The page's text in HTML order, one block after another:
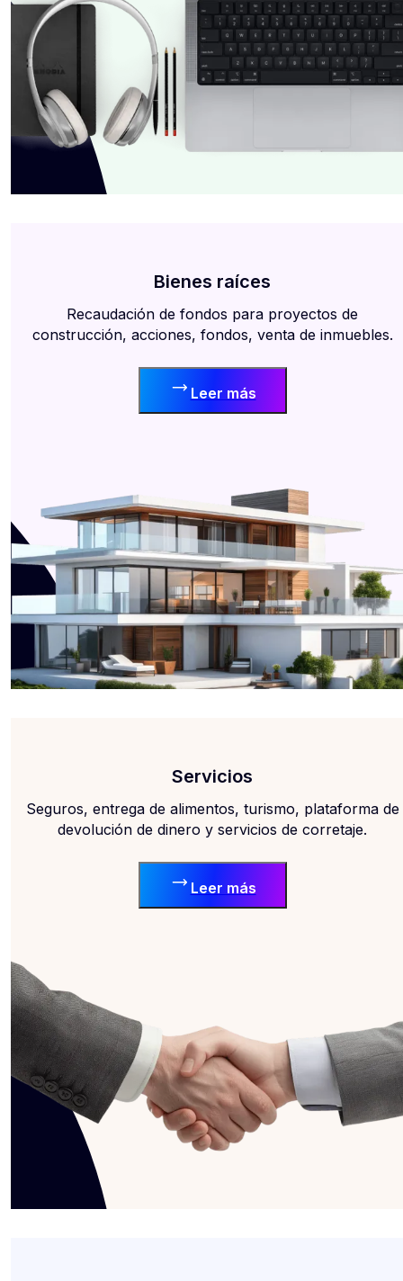
Bienes raíces
Recaudación de fondos para proyectos de
construcción, acciones, fondos, venta de inmuebles.
Leer más
Servicios
Seguros, entrega de alimentos, turismo, plataforma de
devolución de dinero y servicios de corretaje.
Leer más